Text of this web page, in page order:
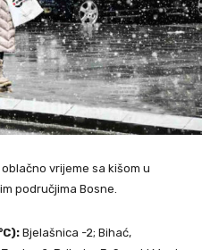
vrijeme sa kišom u
područjima Bosne.
Bjelašnica -2; Bihać,